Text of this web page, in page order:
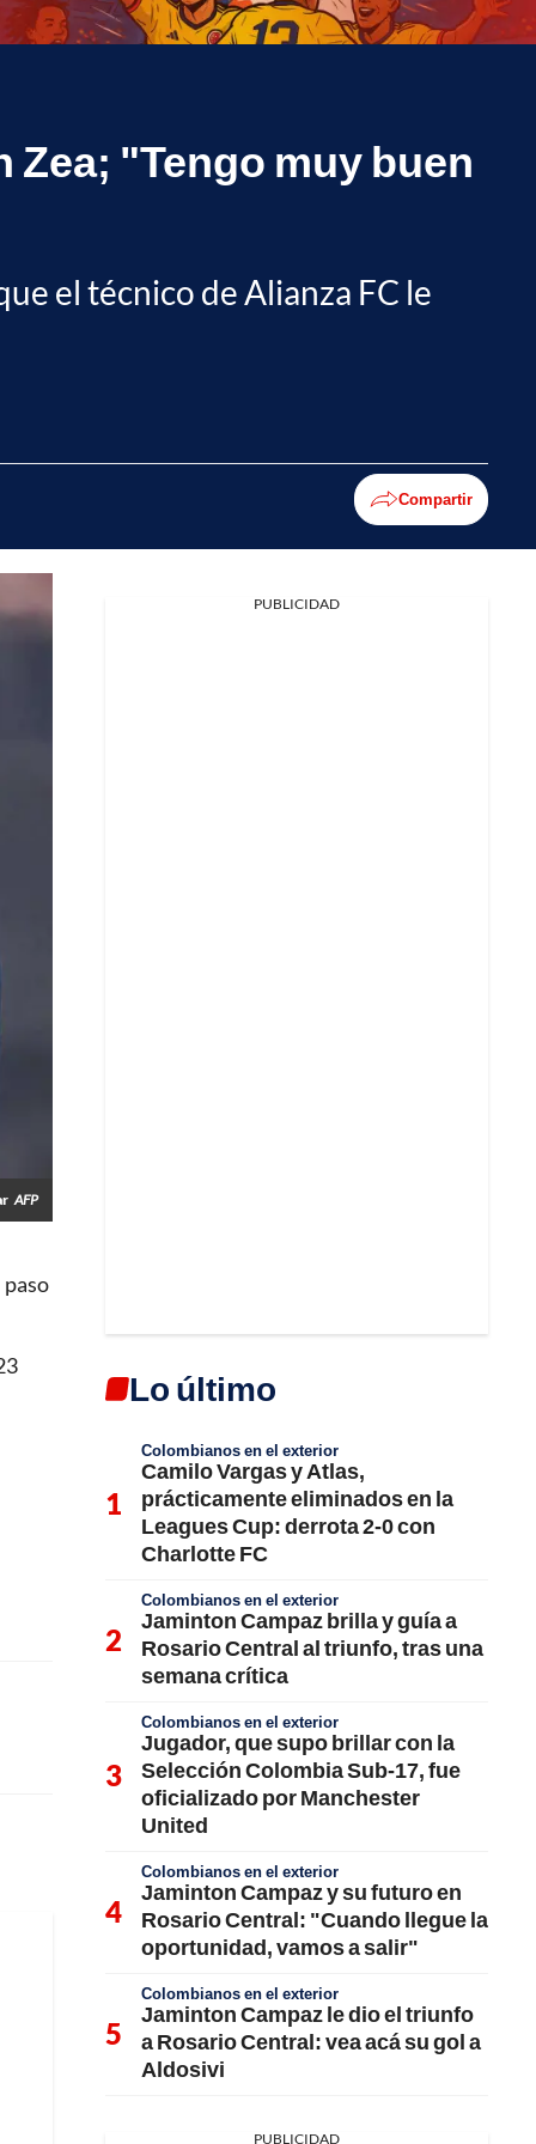
"Tengo muy buen
el técnico de Alianza FC le
Compartir
AFP
PUBLICIDAD
Lo último
Colombianos en el exterior
Camilo Vargas y Atlas,
prácticamente eliminados en la
Leagues Cup: derrota 2-0 con
Charlotte FC
Colombianos en el exterior
Jaminton Campaz brilla y guía a
Rosario Central al triunfo, tras una
semana crítica
Colombianos en el exterior
Jugador, que supo brillar con la
Selección Colombia Sub-17, fue
oficializado por Manchester
United
Colombianos en el exterior
Jaminton Campaz y su futuro en
Rosario Central: "Cuando llegue la
oportunidad, vamos a salir"
Colombianos en el exterior
Jaminton Campaz le dio el triunfo
a Rosario Central: vea acá su gol a
Aldosivi
PUBLICIDAD